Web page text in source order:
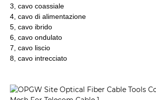
3, cavo coassiale
4, cavo di alimentazione
5, cavo ibrido
6, cavo ondulato
7, cavo liscio
8, cavo intrecciato